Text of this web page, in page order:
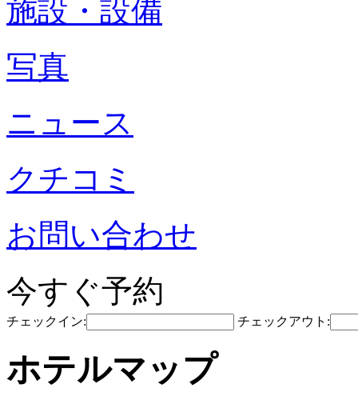
施設・設備
写真
ニュース
クチコミ
お問い合わせ
今すぐ予約
チェックイン: チェックアウト:
ホテルマップ